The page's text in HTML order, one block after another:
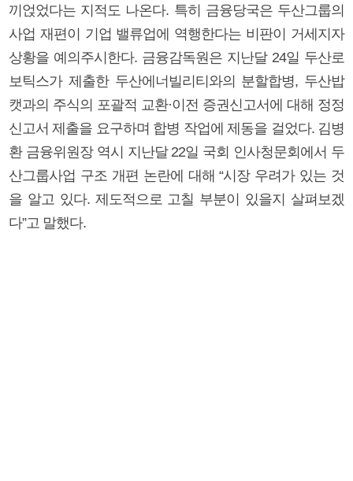
끼얹었다는 지적도 나온다. 특히 금융당국은 두산그룹의
사업 재편이 기업 밸류업에 역행한다는 비판이 거세지자
상황을 예의주시한다. 금융감독원은 지난달 24일 두산로
보틱스가 제출한 두산에너빌리티와의 분할합병, 두산밥
캣과의 주식의 포괄적 교환·이전 증권신고서에 대해 정정
신고서 제출을 요구하며 합병 작업에 제동을 걸었다. 김병
환 금융위원장 역시 지난달 22일 국회 인사청문회에서 두
산그룹사업 구조 개편 논란에 대해 “시장 우려가 있는 것
을 알고 있다. 제도적으로 고칠 부분이 있을지 살펴보겠
다”고 말했다.